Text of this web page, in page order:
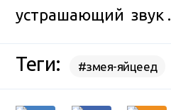
устрашающий звук .
Теги: #змея-яйцеед